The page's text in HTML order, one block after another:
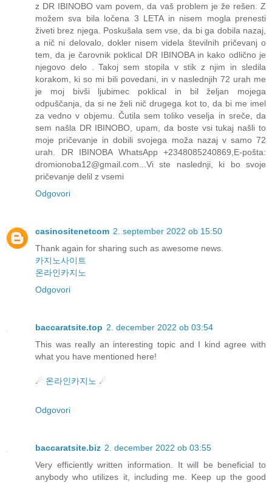
z DR IBINOBO vam povem, da vaš problem je že rešen. Z
možem sva bila ločena 3 LETA in nisem mogla prenesti
živeti brez njega. Poskušala sem vse, da bi ga dobila nazaj,
a nič ni delovalo, dokler nisem videla številnih pričevanj o
tem, da je čarovnik poklical DR IBINOBA in kako odlično je
njegovo delo . Takoj sem stopila v stik z njim in sledila
korakom, ki so mi bili povedani, in v naslednjih 72 urah me
je moj bivši ljubimec poklical in bil željan mojega
odpuščanja, da si ne želi nič drugega kot to, da bi me imel
za vedno v objemu. Čutila sem toliko veselja in sreče, da
sem našla DR IBINOBO, upam, da boste vsi tukaj našli to
moje pričevanje in dobili svojega moža nazaj v samo 72
urah. DR IBINOBA WhatsApp +2348085240869,E-pošta:
dromionoba12@gmail.com...Vi ste naslednji, ki bo svoje
pričevanje delil z vsemi
Odgovori
casinositenetcom 2. september 2022 ob 15:50
Thank again for sharing such as awesome news.
카지노사이트
온라인카지노
Odgovori
baccaratsite.top 2. december 2022 ob 03:54
This was really an interesting topic and I kind agree with
what you have mentioned here!
☄ 온라인카지노 ☄
Odgovori
baccaratsite.biz 2. december 2022 ob 03:55
Very efficiently written information. It will be beneficial to
anybody who utilizes it, including me. Keep up the good